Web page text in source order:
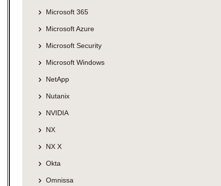
Microsoft 365
Microsoft Azure
Microsoft Security
Microsoft Windows
NetApp
Nutanix
NVIDIA
NX
NX X
Okta
Omnissa